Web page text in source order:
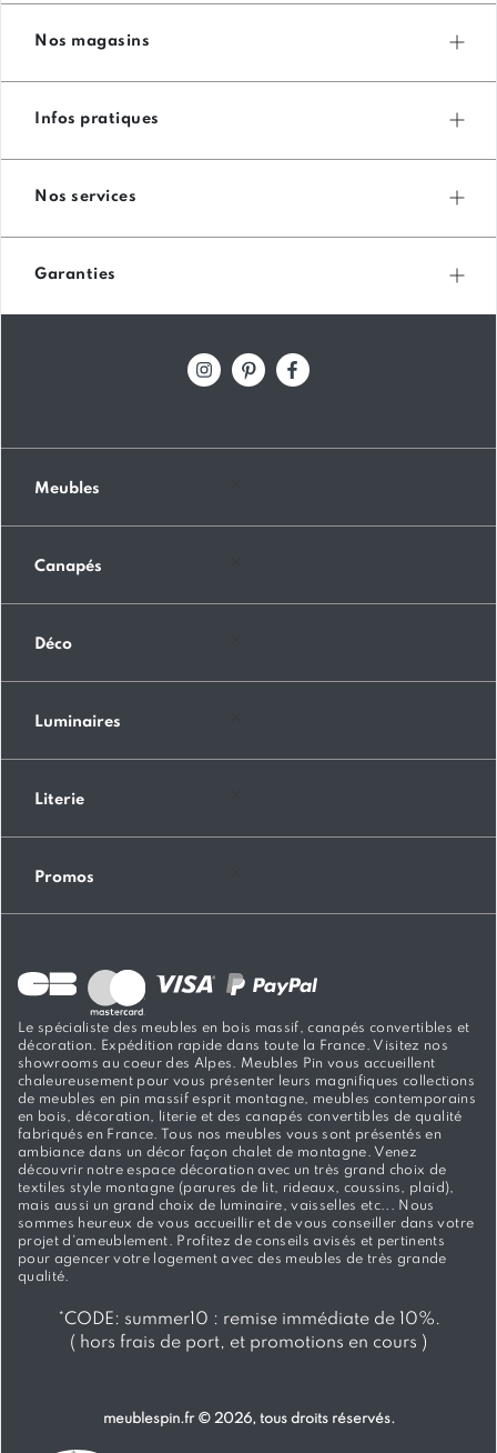
Nos magasins
Infos pratiques
Nos services
Garanties
Meubles
Canapés
Déco
Luminaires
Literie
Promos
Le spécialiste des meubles en bois massif, canapés convertibles et
décoration. Expédition rapide dans toute la France. Visitez nos
showrooms au coeur des Alpes. Meubles Pin vous accueillent
chaleureusement pour vous présenter leurs magnifiques collections
de meubles en pin massif esprit montagne, meubles contemporains
en bois, décoration, literie et des canapés convertibles de qualité
fabriqués en France. Tous nos meubles vous sont présentés en
ambiance dans un décor façon chalet de montagne. Venez
découvrir notre espace décoration avec un très grand choix de
textiles style montagne (parures de lit, rideaux, coussins, plaid),
mais aussi un grand choix de luminaire, vaisselles etc... Nous
sommes heureux de vous accueillir et de vous conseiller dans votre
projet d'ameublement. Profitez de conseils avisés et pertinents
pour agencer votre logement avec des meubles de très grande
qualité.
*CODE: summer10 : remise immédiate de 10%.
( hors frais de port, et promotions en cours )
meublespin.fr © 2026, tous droits réservés.